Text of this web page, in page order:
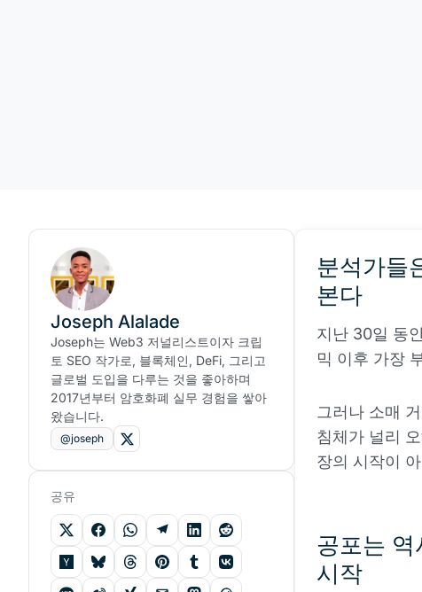
분석가들
본다
지난 30일 동
믹 이후 가장
그러나 소매
침체가 널리
장의 시작이
공포는
시작
Joseph Alalade
Joseph는 Web3 저널리스트이자 크립
토 SEO 작가로, 블록체인, DeFi, 그리고
글로벌 도입을 다루는 것을 좋아하며
2017년부터 암호화폐 실무 경험을 쌓아
왔습니다.
@joseph
공유